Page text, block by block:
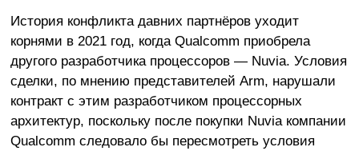
История конфликта давних партнёров уходит
корнями в 2021 год, когда Qualcomm приобрела
другого разработчика процессоров — Nuvia. Условия
сделки, по мнению представителей Arm, нарушали
контракт с этим разработчиком процессорных
архитектур, поскольку после покупки Nuvia компании
Qualcomm следовало бы пересмотреть условия